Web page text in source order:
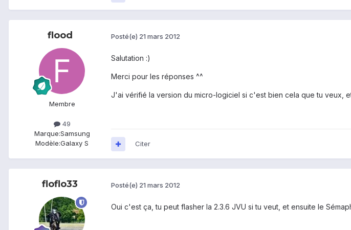
flood
Membre
49
Marque:Samsung
Modèle:Galaxy S
Posté(e) 21 mars 2012
Salutation :)
Merci pour les réponses ^^
J'ai vérifié la version du micro-logiciel si c'est bien cela que tu veux,
Citer
floflo33 Posté(e) 21 mars 2012
Oui c'est ça, tu peut flasher la 2.3.6 JVU si tu veut, et ensuite le